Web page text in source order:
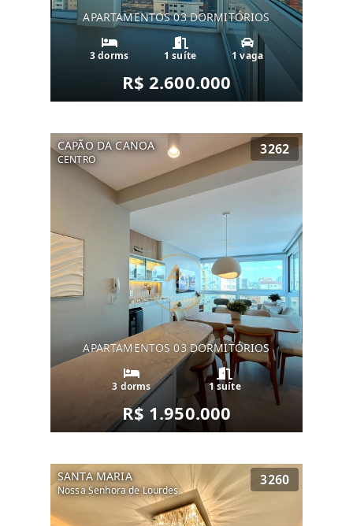
APARTAMENTOS 03 DORMITÓRIOS
3 dorms 1 suíte 1 vaga
R$ 2.600.000
CAPÃO DA CANOA
CENTRO
3262
APARTAMENTOS 03 DORMITÓRIOS
3 dorms 1 suíte
R$ 1.950.000
SANTA MARIA
Nossa Senhora de Lourdes
3260